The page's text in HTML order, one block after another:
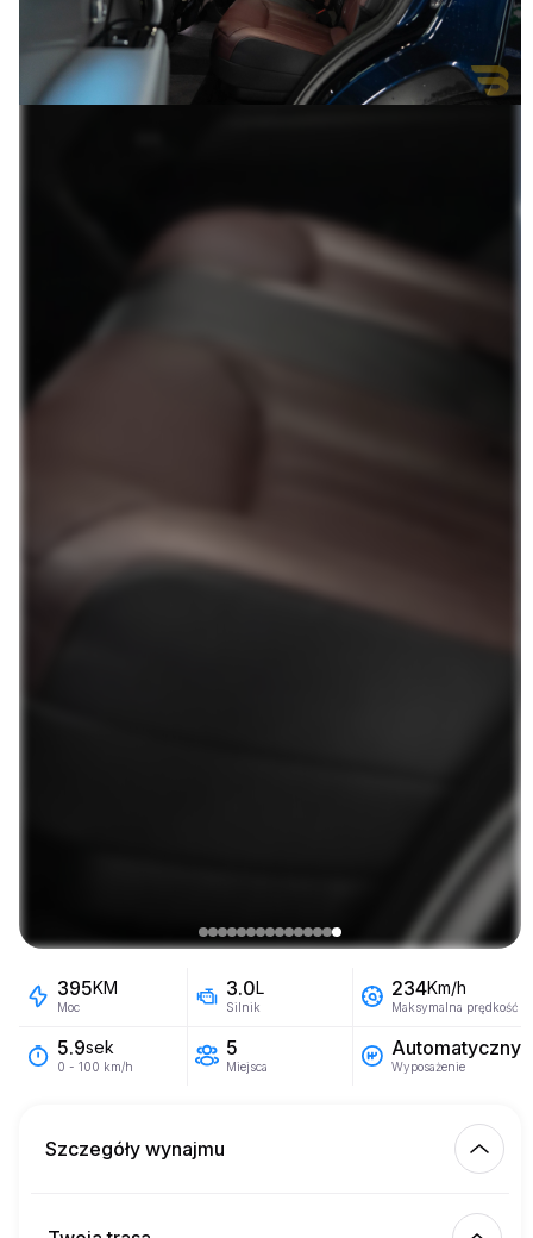
395KM
Moc
3.0L
Silnik
234Km/h
Maksymalna prędkość
5.9sek
0 - 100 km/h
5
Miejsca
Automatyczny
Wyposażenie
Szczegóły wynajmu
450.00